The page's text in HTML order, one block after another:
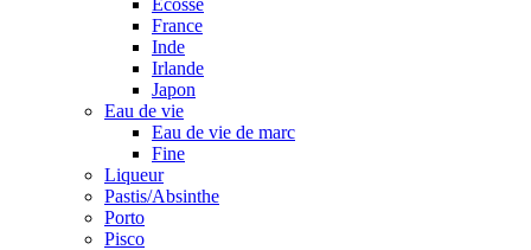
Écosse
France
Inde
Irlande
Japon
Eau de vie
Eau de vie de marc
Fine
Liqueur
Pastis/Absinthe
Porto
Pisco